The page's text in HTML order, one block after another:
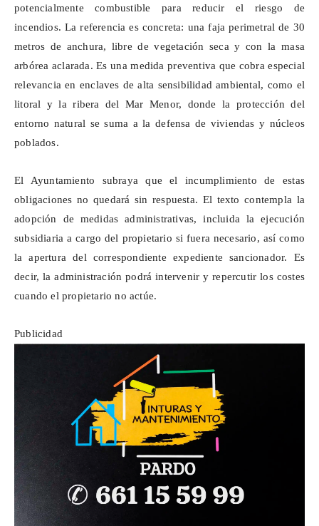
potencialmente combustible para reducir el riesgo de
incendios. La referencia es concreta: una faja perimetral de 30
metros de anchura, libre de vegetación seca y con la masa
arbórea aclarada. Es una medida preventiva que cobra especial
relevancia en enclaves de alta sensibilidad ambiental, como el
litoral y la ribera del Mar Menor, donde la protección del
entorno natural se suma a la defensa de viviendas y núcleos
poblados.
El Ayuntamiento subraya que el incumplimiento de estas
obligaciones no quedará sin respuesta. El texto contempla la
adopción de medidas administrativas, incluida la ejecución
subsidiaria a cargo del propietario si fuera necesario, así como
la apertura del correspondiente expediente sancionador. Es
decir, la administración podrá intervenir y repercutir los costes
cuando el propietario no actúe.
Publicidad